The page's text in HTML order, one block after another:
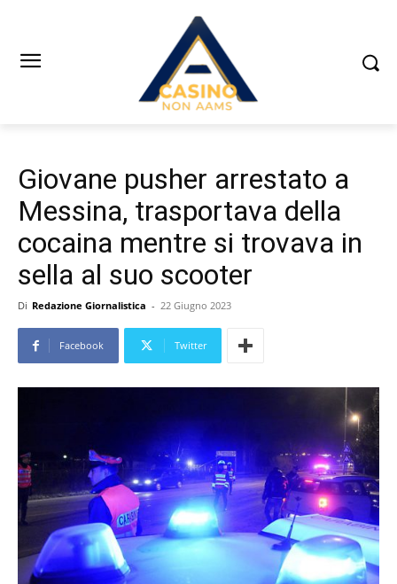
Giovane pusher arrestato a
Messina, trasportava della
cocaina mentre si trovava in
sella al suo scooter
Di Redazione Giornalistica - 22 Giugno 2023
Facebook Twitter